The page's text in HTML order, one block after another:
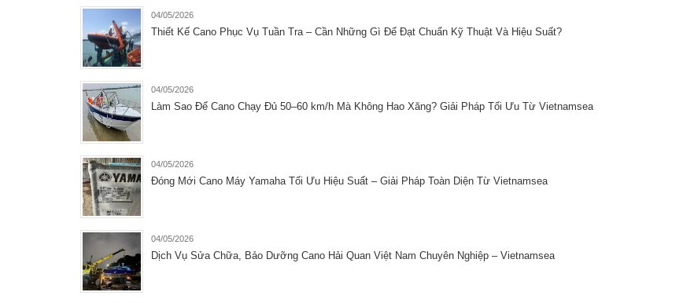
04/05/2026
Thiết Kế Cano Phục Vụ Tuần Tra – Cần Những Gì Để Đạt Chuẩn Kỹ Thuật Và Hiệu Suất?
04/05/2026
Làm Sao Để Cano Chạy Đủ 50–60 km/h Mà Không Hao Xăng? Giải Pháp Tối Ưu Từ Vietnamsea
04/05/2026
Đóng Mới Cano Máy Yamaha Tối Ưu Hiệu Suất – Giải Pháp Toàn Diện Từ Vietnamsea
04/05/2026
Dịch Vụ Sửa Chữa, Bảo Dưỡng Cano Hải Quan Việt Nam Chuyên Nghiệp – Vietnamsea